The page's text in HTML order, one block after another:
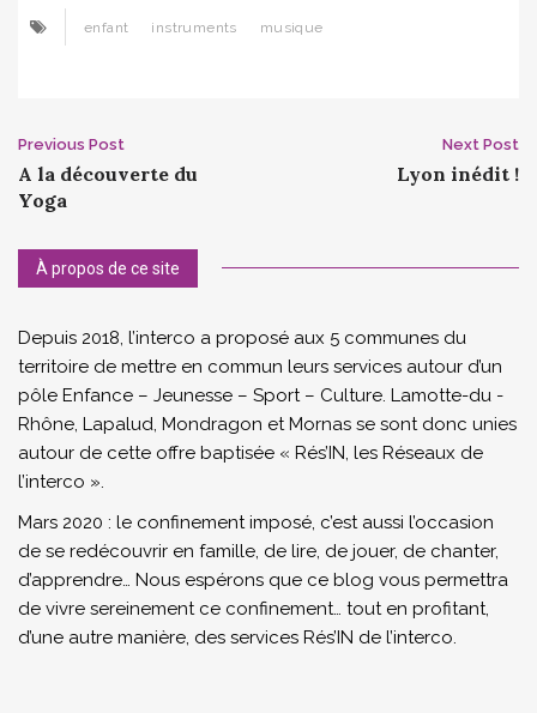
enfant instruments musique
Post
navigation
Previous Post
A la découverte du
Yoga
Next Post
Lyon inédit !
À propos de ce site
Depuis 2018, l’interco a proposé aux 5 communes du
territoire de mettre en commun leurs services autour d’un
pôle Enfance – Jeunesse – Sport – Culture. Lamotte-du -
Rhône, Lapalud, Mondragon et Mornas se sont donc unies
autour de cette offre baptisée « Rés’IN, les Réseaux de
l’interco ».
Mars 2020 : le confinement imposé, c’est aussi l’occasion
de se redécouvrir en famille, de lire, de jouer, de chanter,
d’apprendre… Nous espérons que ce blog vous permettra
de vivre sereinement ce confinement… tout en profitant,
d’une autre manière, des services Rés’IN de l’interco.